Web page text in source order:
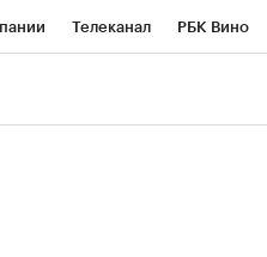
Телеканал РБК Вино